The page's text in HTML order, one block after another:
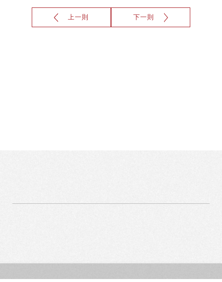
上一則 下一則
以及讓我們投放相關聯的行銷內容。您可以在下方管理